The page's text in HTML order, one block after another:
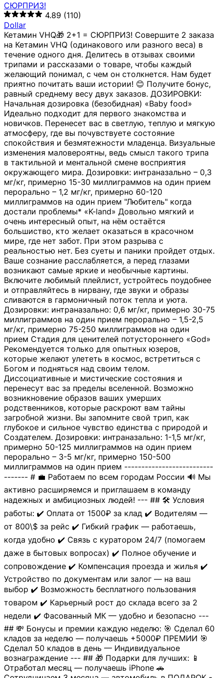
СЮРПРИЗ!
4.89 (110)
Dollar
Кетамин VHQ🎁 2+1 = СЮРПРИЗ! Совершите 2 заказа
на Кетамин VHQ (одинакового или разного веса) в
течение одного дня. Делитесь в отзывах своими
трипами и рассказами о товаре, чтобы каждый
желающий понимал, с чем он столкнется. Нам будет
приятно почитать ваши истории! 😊 Получите бонус,
равный среднему весу двух заказов. ДОЗИРОВКИ:
Начальная дозировка (безобидная) «Baby food»
Идеально подходит для первого знакомства и
новичков. Перенесет вас в светлую, теплую и мягкую
атмосферу, где вы почувствуете состояние
спокойствия и безмятежности младенца. Визуальные
изменения маловероятны, ведь смысл такого трипа
в тактильной и ментальной смене восприятия
окружающего мира. Дозировки: интраназально – 0,3
мг/кг, примерно 15-30 миллиграммов на один прием
перорально – 1,2 мг/кг, примерно 60-120
миллиграммов на один прием "Любитель" когда
достали проблемы* «K-land» Довольно мягкий и
очень интересный опыт, на нём остаётся
большиство, кто желает оказаться в красочном
мире, где нет забот. При этом разрыва с
реальностью нет. Без суеты и паники пройдет отдых.
Ваше сознание расслабляется, а перед глазами
возникают самые яркие и необычные картины.
Включите любимый плейлист, устройтесь поудобнее
и отправляйтесь в нирвану, где звуки и образы
сливаются в гармоничный поток тепла и уюта.
Дозировки: интраназально: 0,6 мг/кг, примерно 30-75
миллиграммов на один прием перорально – 1,5-2,5
мг/кг, примерно 75-250 миллиграммов на один
прием Стадия для ценителей потустороннего «God»
Рекомендуется только для опытных юзеров,
которые желают улететь в космос, встретиться с
Богом и подняться над своим телом.
Диссоциативные и мистические состояния и
перенесут вас за пределы вселенной. Возможно
возникновение образов ваших умерших
родственников, которые раскроют вам тайны
загробной жизни. Вы запомните свой трип, как
глубокое и сильное чувство единства с природой и
Создателем. Дозировки: интраназально: 1-1,5 мг/кг,
примерно 50-125 миллиграммов на один прием
перорально – 3-5 мг/кг, примерно 150-500
миллиграммов на один прием --------------------------
------- # 💼 Работаем по всем городам России 🔊 Мы
активно расширяемся и приглашаем в команду
надежных и амбициозных людей! --- ## 🛠 Условия
работы: ✔️ Оплата от 1500₽ за клад ✔️ Водителям —
от 800\$ за рейс ✔️ Гибкий график — работаешь,
когда удобно ✔️ Связь с куратором 24/7 (помогаем
даже в бытовых вопросах) ✔️ Полное обучение и
сопровождение ✔️ Компенсация проезда и жилья ✔️
Устройство по документам или залог — на ваш
выбор ✔️ Возможность бесплатного пользования
товаром ✔️ Карьерный рост до склада всего за 2
недели ✔️ Фасованный МК — удобно и безопасно ---
## 💸 Бонусы и премии каждую неделю: 🎯 Сделал 60
кладов за неделю — получаешь +5000₽ ПРЕМИИ 🎯
Сделал 50 кладов в день — Индивидуальное
вознаграждение --- ## 🎁 Подарки для лучших: 📱
Отработал месяц — получаешь iPhone 🚗